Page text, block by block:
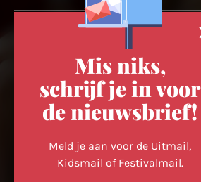
utrechtpartners.nl
Volg ons op
Mis niks,
schrijf je in voor
de nieuwsbrief!
Meld je aan voor de Uitmail,
Kidsmail of Festivalmail.